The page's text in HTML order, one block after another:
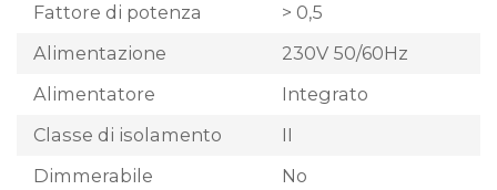
Fattore di potenza
> 0,5
Alimentazione
230V 50/60Hz
Alimentatore
Integrato
Classe di isolamento
II
Dimmerabile
No